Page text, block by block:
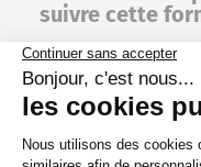
suivre cette